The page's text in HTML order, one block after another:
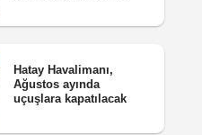
Hatay Havalimanı,
Ağustos ayında
uçuşlara kapatılacak